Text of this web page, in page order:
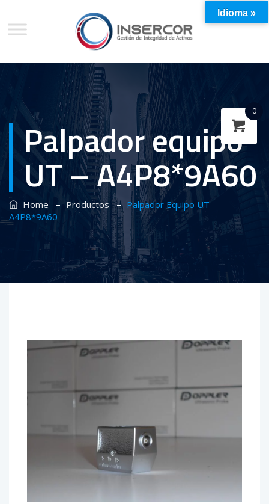
Palpador equipo
UT – A4P8*9A60
Home – Productos – Palpador Equipo UT –
A4P8*9A60
Idioma »
0